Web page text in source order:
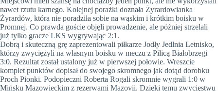
nawet rzutu karnego. Kolejnej porażki doznała Żyrardowianka
Żyrardów, która nie poradziła sobie na wąskim i krótkim boisku w
Promnej. Co prawda goście objęli prowadzenie, ale później strzelali
już tylko gracze LKS wygrywając 2:1.
Dobrą i skuteczną grę zaprezentowali piłkarze Jodły Jedlnia Letnisko,
którzy zwyciężyli na własnym boisku w meczu z Pilicą Białobrzegi
3:0. Rezultat został ustalony już w pierwszej połowie. Wreszcie
komplet punktów dopisał do swojego skromnego jak dotąd dorobku
Proch Pionki. Podopieczni Roberta Rogali skromnie wygrali 1:0 w
Mińsku Mazowieckim z rezerwami Mazovii. Dzięki temu zwycięstwu